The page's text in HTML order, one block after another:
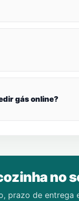
gás online?
no
prazo de